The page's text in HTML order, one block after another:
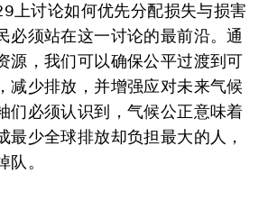
上讨论如何优先分配损失与损害
必须站在这一讨论的最前沿。通
源，我们可以确保公平过渡到可
减少排放，并增强应对未来气候
们必须认识到，气候公正意味着
最少全球排放却负担最大的人，
队。